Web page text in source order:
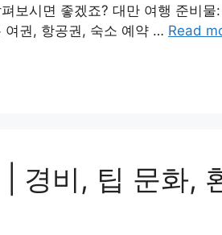
보시면 좋겠죠? 대만 여행 준비물
여권, 항공권, 숙소 예약 … Read
경비, 팁 문화,